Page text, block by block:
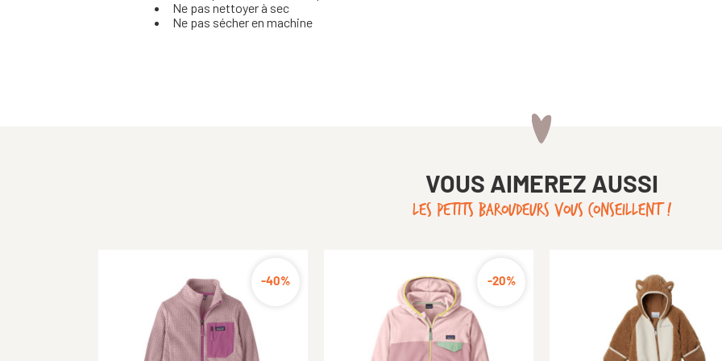
Ne pas nettoyer à sec
Ne pas sécher en machine
VOUS AIMEREZ AUSSI
LES PETITS BAROUDEURS VOUS CONSEILLENT !
-50% -40%
-40% -50%
-20%